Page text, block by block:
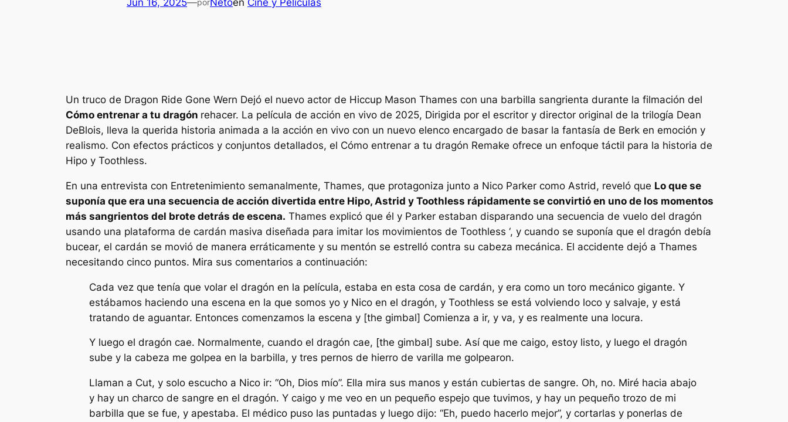
Un truco de Dragon Ride Gone Wern Dejó el nuevo actor de Hiccup Mason Thames con una barbilla sangrienta durante la filmación del
Cómo entrenar a tu dragón rehacer. La película de acción en vivo de 2025, Dirigida por el escritor y director original de la trilogía Dean
DeBlois, lleva la querida historia animada a la acción en vivo con un nuevo elenco encargado de basar la fantasía de Berk en emoción y
realismo. Con efectos prácticos y conjuntos detallados, el Cómo entrenar a tu dragón Remake ofrece un enfoque táctil para la historia de
Hipo y Toothless.
En una entrevista con Entretenimiento semanalmente, Thames, que protagoniza junto a Nico Parker como Astrid, reveló que Lo que se
suponía que era una secuencia de acción divertida entre Hipo, Astrid y Toothless rápidamente se convirtió en uno de los momentos
más sangrientos del brote detrás de escena. Thames explicó que él y Parker estaban disparando una secuencia de vuelo del dragón
usando una plataforma de cardán masiva diseñada para imitar los movimientos de Toothless ‘, y cuando se suponía que el dragón debía
bucear, el cardán se movió de manera erráticamente y su mentón se estrelló contra su cabeza mecánica. El accidente dejó a Thames
necesitando cinco puntos. Mira sus comentarios a continuación:
Cada vez que tenía que volar el dragón en la película, estaba en esta cosa de cardán, y era como un toro mecánico gigante. Y
estábamos haciendo una escena en la que somos yo y Nico en el dragón, y Toothless se está volviendo loco y salvaje, y está
tratando de aguantar. Entonces comenzamos la escena y [the gimbal] Comienza a ir, y va, y es realmente una locura.
Y luego el dragón cae. Normalmente, cuando el dragón cae, [the gimbal] sube. Así que me caigo, estoy listo, y luego el dragón
sube y la cabeza me golpea en la barbilla, y tres pernos de hierro de varilla me golpearon.
Llaman a Cut, y solo escucho a Nico ir: “Oh, Dios mío”. Ella mira sus manos y están cubiertas de sangre. Oh, no. Miré hacia abajo
y hay un charco de sangre en el dragón. Y caigo y me veo en un pequeño espejo que tuvimos, y hay un pequeño trozo de mi
barbilla que se fue, y apestaba. El médico puso las puntadas y luego dijo: “Eh, puedo hacerlo mejor”, y cortarlas y ponerlas de